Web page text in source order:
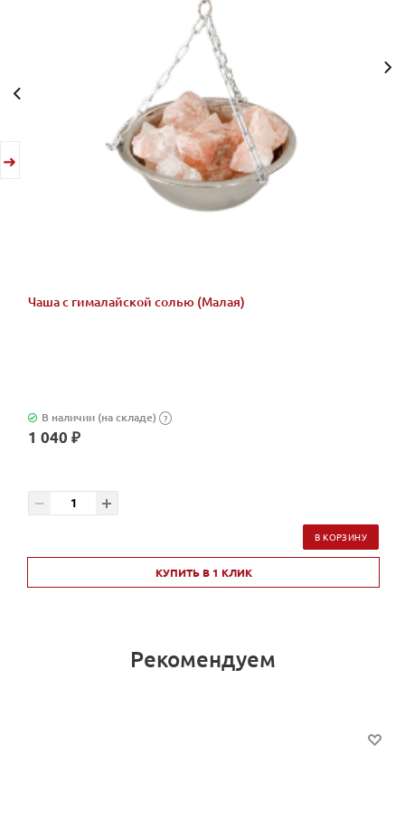
Чаша с гималайской солью (Малая)
В наличии (на складе) ?
1 040 ₽
В КОРЗИНУ
КУПИТЬ В 1 КЛИК
Рекомендуем